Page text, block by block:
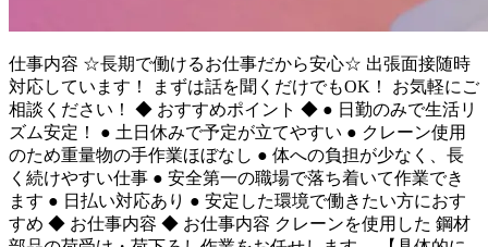
仕事内容 ☆長期で働けるお仕事だから安心☆ 出張面接随時
対応しています！ まずは話を聞くだけでもOK！ お気軽にご
相談ください！ ◆ おすすめポイント ◆ ● 日勤のみで生活リ
ズム安定！ ● 土日休みで予定が立てやすい ● クレーン使用
のため重量物の手作業ほぼなし ● 体への負担が少なく、長
く続けやすい仕事 ● 安全第一の職場で落ち着いて作業でき
ます ● 日払い対応あり ● 安定した環境で働きたい方におす
すめ ◆ お仕事内容 ◆ お仕事内容 クレーンを使用した 鋼材